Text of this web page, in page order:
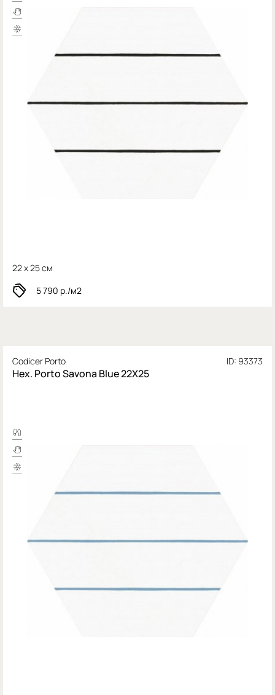
22 x 25 см
5 790 р./м2
Codicer Porto ID: 93373
Hex. Porto Savona Blue 22X25